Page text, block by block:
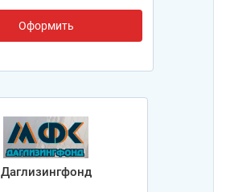
Оформить
Даглизингфонд